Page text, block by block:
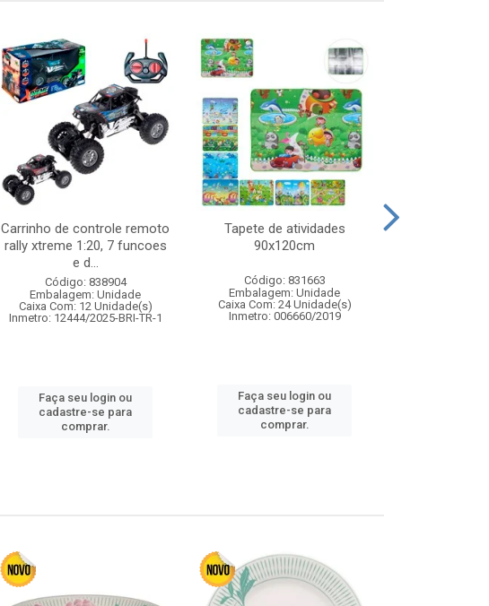
Carrinho de controle remoto
rally xtreme 1:20, 7 funcoes
e d...
Código: 838904
Embalagem: Unidade
Caixa Com: 12 Unidade(s)
Inmetro: 12444/2025-BRI-TR-1
Faça seu login ou
cadastre-se para
comprar.
Tapete de atividades
90x120cm
Código: 831663
Embalagem: Unidade
Caixa Com: 24 Unidade(s)
Inmetro: 006660/2019
Faça seu login ou
cadastre-se para
comprar.